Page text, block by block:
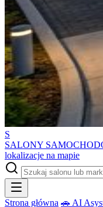
S
SALONY
lokalizacje na mapie
Strona główna 🚗 AI